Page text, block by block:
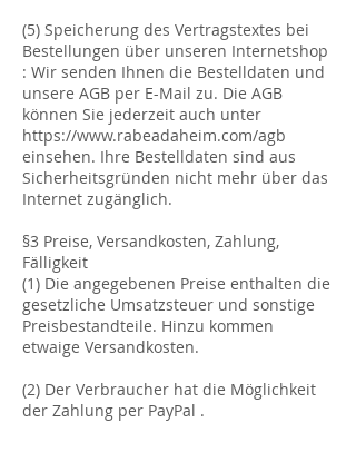
(5) Speicherung des Vertragstextes bei
Bestellungen über unseren Internetshop
: Wir senden Ihnen die Bestelldaten und
unsere AGB per E-Mail zu. Die AGB
können Sie jederzeit auch unter
https://www.rabeadaheim.com/agb
einsehen. Ihre Bestelldaten sind aus
Sicherheitsgründen nicht mehr über das
Internet zugänglich.
§3 Preise, Versandkosten, Zahlung,
Fälligkeit
(1) Die angegebenen Preise enthalten die
gesetzliche Umsatzsteuer und sonstige
Preisbestandteile. Hinzu kommen
etwaige Versandkosten.
(2) Der Verbraucher hat die Möglichkeit
der Zahlung per PayPal .